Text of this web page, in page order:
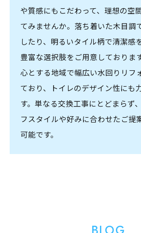
や質感にもこだわって、理想の空
てみませんか。落ち着いた木目調
したり、明るいタイル柄で清潔感
豊富な選択肢をご用意しておりま
心とする地域で幅広い水回りリフ
ており、トイレのデザイン性にも
す。単なる交換工事にとどまらず
フスタイルや好みに合わせたご提
可能です。